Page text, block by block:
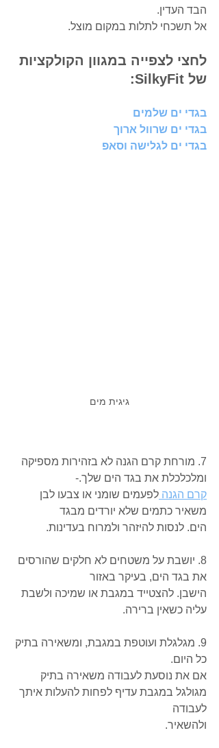
הבד העדין.
אל תשכחי לתלות במקום מוצל.
לחצי לצפייה במגוון הקולקציות
של SilkyFit:
בגדי ים שלמים
בגדי ים שרוול ארוך
בגדי ים לגלישה וסאפ
גיגית מים
7. מורחת קרם הגנה לא בזהירות מספיקה
ומלכלכלת את בגד הים שלך.-
קרם הגנה לפעמים שומני או צבעו לבן
משאיר כתמים שלא יורדים מבגד
הים. לנסות להיזהר ולמרוח בעדינות.
8. יושבת על משטחים לא חלקים שהורסים
את בגד הים, בעיקר באזור
הישבן. להצטייד במגבת או שמיכה ולשבת
עליה כשאין ברירה.
9. מגלגלת ועוטפת במגבת, ומשאירה בתיק
כל היום.
אם את נוסעת לעבודה משאירה בתיק
מגולגל במגבת עדיף לפחות להעלות איתך
לעבודה
ולהשאיר.